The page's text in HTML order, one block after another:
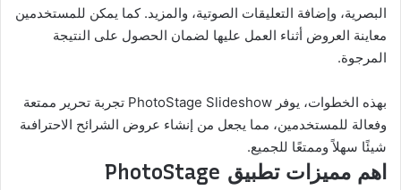
البصرية، وإضافة التعليقات الصوتية، والمزيد. كما يمكن للمستخدمين
معاينة العروض أثناء العمل عليها لضمان الحصول على النتيجة
المرجوة.
بهذه الخطوات، يوفر PhotoStage Slideshow تجربة تحرير ممتعة
وفعالة للمستخدمين، مما يجعل من إنشاء عروض الشرائح الاحترافىة
شيئًا سهلاً وممتعًا للجميع.
اهم مميزات تطبيق PhotoStage